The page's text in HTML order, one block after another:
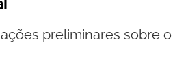
preliminares sobre o